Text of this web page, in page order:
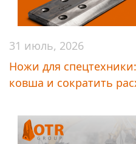
31 июль, 2026
Ножи для
ковша и сократить